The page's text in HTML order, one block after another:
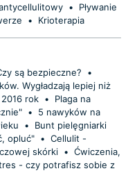
•
Pływanie
• Krioterapia
są bezpieczne?
•
Wygładzają lepiej niż
rok •
Plaga na
•
5 nawyków na
•
Bunt pielęgniarki
opluć" • Cellulit -
skórki • Ćwiczenia,
- czy potrafisz sobie z